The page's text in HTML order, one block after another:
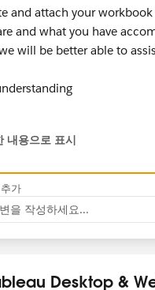
and attach your
and what you have
will be better able to
내용으로 표시
가
을 작성하세요...
Desktop &